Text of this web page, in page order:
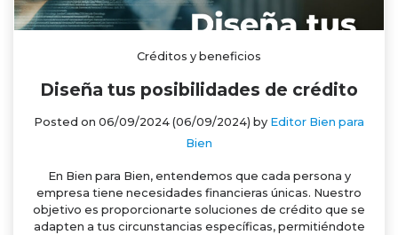
Créditos y beneficios
Diseña tus posibilidades de crédito
Posted on 06/09/2024 (06/09/2024) by Editor Bien para
Bien
En Bien para Bien, entendemos que cada persona y
empresa tiene necesidades financieras únicas. Nuestro
objetivo es proporcionarte soluciones de crédito que se
adapten a tus circunstancias específicas, permitiéndote